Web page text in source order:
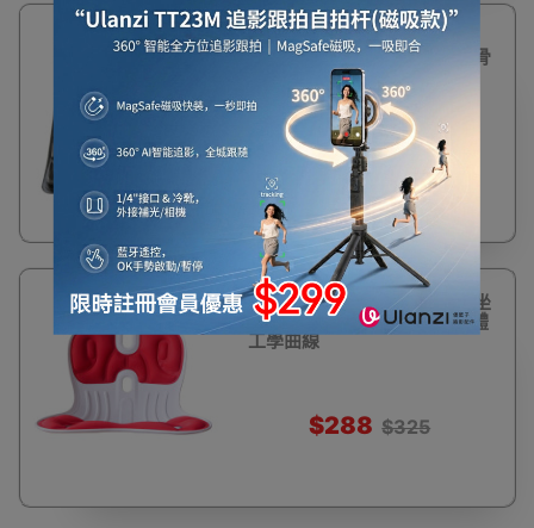
31%
OFF
DR.HO`S PU自動充氣坐墊 |
自動充氣 | 獨立氣柱 | 保護椎骨
$432 $630
11%
OFF
Dragon 花瓣姿勢矯正護腰坐
墊 - 红白 | 減輕脊柱壓力 | 人體
工學曲線
$288 $325